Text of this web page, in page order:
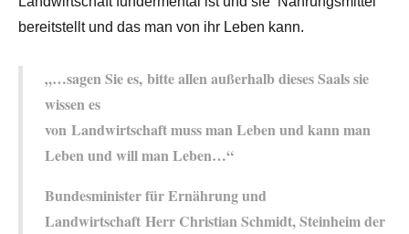
bereitstellt und das man von ihr Leben kann.
„…sagen Sie es, bitte allen außerhalb dieses Saals sie
wissen es
von Landwirtschaft muss man Leben und kann man
Leben und will man Leben…“
Bundesminister für Ernährung und
Landwirtschaft Herr Christian Schmidt, Steinheim der